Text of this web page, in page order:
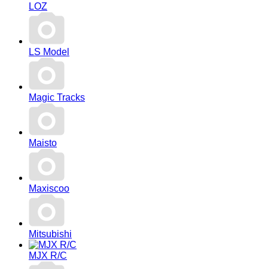
LOZ
LS Model
Magic Tracks
Maisto
Maxiscoo
Mitsubishi
MJX R/C